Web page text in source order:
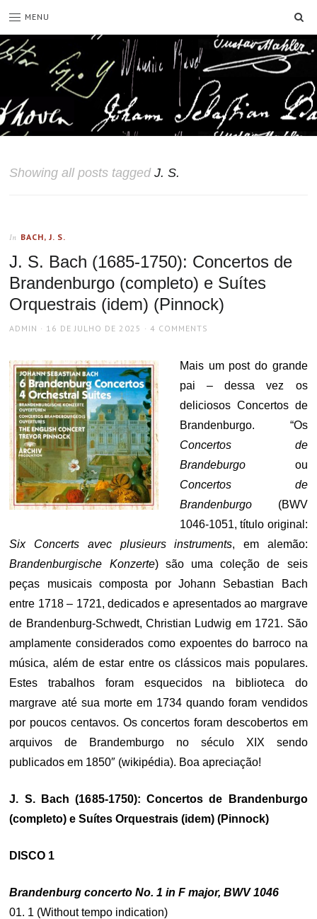
MENU
Showing all posts taggedJ. S.
In BACH, J. S.
J. S. Bach (1685-1750): Concertos de
Brandenburgo (completo) e Suítes
Orquestrais (idem) (Pinnock)
AUTHOR
ADMIN
POSTED
16 DE JULHO DE 2025 4 COMMENTS
Mais um post do grande
pai – dessa vez os
deliciosos Concertos de
Brandenburgo. “Os
Concertos de
Brandeburgo ou
Concertos de
Brandenburgo (BWV
1046-1051, título original:
Six Concerts avec plusieurs instruments, em alemão:
Brandenburgische Konzerte) são uma coleção de seis
peças musicais composta por Johann Sebastian Bach
entre 1718 – 1721, dedicados e apresentados ao margrave
de Brandenburg-Schwedt, Christian Ludwig em 1721. São
amplamente considerados como expoentes do barroco na
música, além de estar entre os clássicos mais populares.
Estes trabalhos foram esquecidos na biblioteca do
margrave até sua morte em 1734 quando foram vendidos
por poucos centavos. Os concertos foram descobertos em
arquivos de Brandemburgo no século XIX sendo
publicados em 1850″ (wikipédia). Boa apreciação!
J. S. Bach (1685-1750): Concertos de Brandenburgo
(completo) e Suítes Orquestrais (idem) (Pinnock)
DISCO 1
Brandenburg concerto No. 1 in F major, BWV 1046
01. 1 (Without tempo indication)